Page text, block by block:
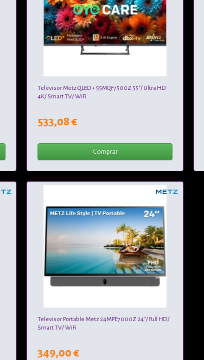
Televisor Metz QLED+ 55MQF7500Z 55"/ Ultra HD
4K/ Smart TV/ WiFi
533,08 €
Comprar
Televisor Portable Metz 24MPE7000Z 24"/ Full HD/
Smart TV/ WiFi
349,00 €